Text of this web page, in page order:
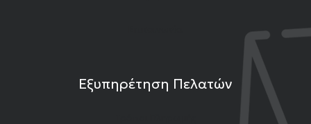
Εξυπηρέτηση Πελατών